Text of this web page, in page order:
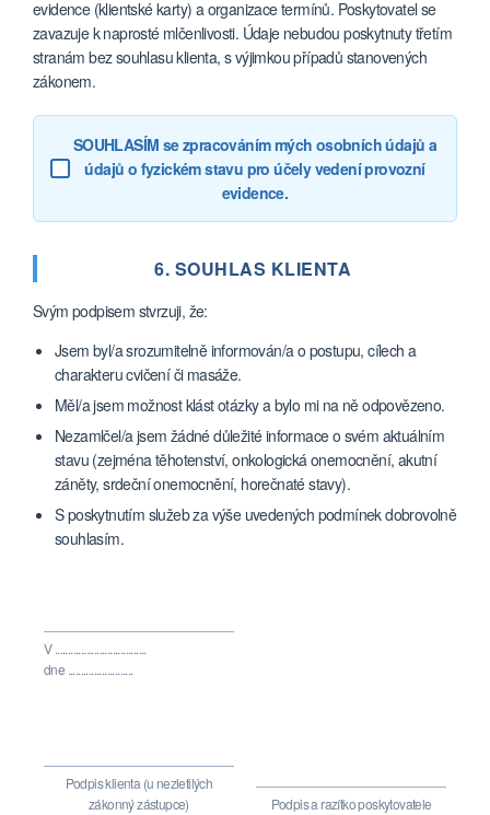
evidence (klientské karty) a organizace termínů. Poskytovatel se
zavazuje k naprosté mlčenlivosti. Údaje nebudou poskytnuty třetím
stranám bez souhlasu klienta, s výjimkou případů stanovených
zákonem.
SOUHLASÍM se zpracováním mých osobních údajů a
údajů o fyzickém stavu pro účely vedení provozní
evidence.
6. SOUHLAS KLIENTA
Svým podpisem stvrzuji, že:
Jsem byl/a srozumitelně informován/a o postupu, cílech a
charakteru cvičení či masáže.
Měl/a jsem možnost klást otázky a bylo mi na ně odpovězeno.
Nezamlčel/a jsem žádné důležité informace o svém aktuálním
stavu (zejména těhotenství, onkologická onemocnění, akutní
záněty, srdeční onemocnění, horečnaté stavy).
S poskytnutím služeb za výše uvedených podmínek dobrovolně
souhlasím.
V ...................................
dne .........................
Podpis klienta (u nezletilých
zákonný zástupce)
Podpis a razítko poskytovatele